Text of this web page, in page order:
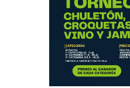
HAZTE SOCIO